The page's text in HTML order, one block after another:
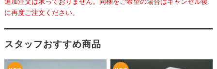
追加注文は承っておりません。同梱をご希望の場合はキャンセル後
に再度ご注文ください。
スタッフおすすめ商品